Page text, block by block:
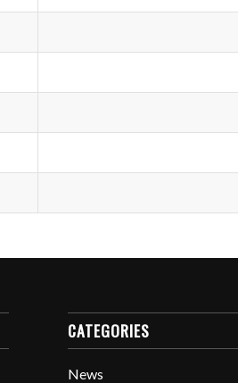
CATEGORIES
News